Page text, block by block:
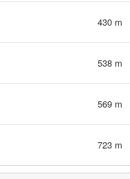
430 m
538 m
569 m
723 m